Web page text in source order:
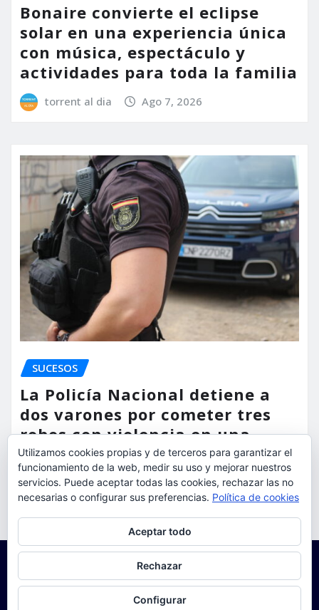
Bonaire convierte el eclipse
solar en una experiencia única
con música, espectáculo y
actividades para toda la familia
torrent al dia Ago 7, 2026
SUCESOS
La Policía Nacional detiene a
dos varones por cometer tres
robos con violencia en una
misma mañana
torrent al dia Ago 7, 2026
Utilizamos cookies propias y de terceros para garantizar el
funcionamiento de la web, medir su uso y mejorar nuestros
servicios. Puede aceptar todas las cookies, rechazar las no
necesarias o configurar sus preferencias. Política de cookies
Aceptar todo
Rechazar
Configurar
Para obtener más información, incluido cómo gestionar las cookies,